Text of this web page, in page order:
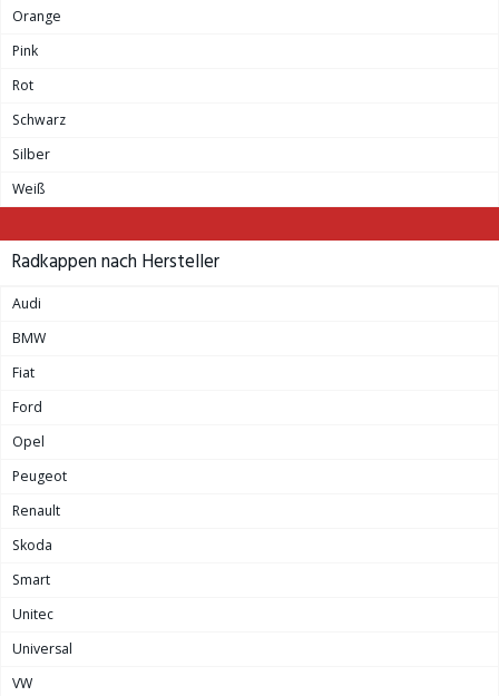
Orange
Pink
Rot
Schwarz
Silber
Weiß
Radkappen nach Hersteller
Audi
BMW
Fiat
Ford
Opel
Peugeot
Renault
Skoda
Smart
Unitec
Universal
VW